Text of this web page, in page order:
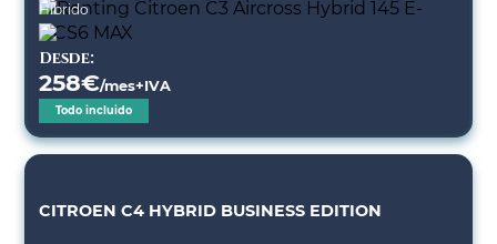
Híbrido
Desde:
258€/mes+IVA
Todo incluido
CITROEN C4 HYBRID BUSINESS EDITION